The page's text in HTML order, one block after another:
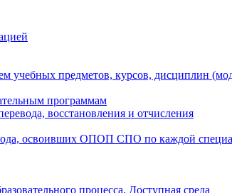
учебных предметов, курсов, дисциплин
программам
восстановления и отчисления
освоивших ОПОП СПО по каждой
процесса. Доступная среда